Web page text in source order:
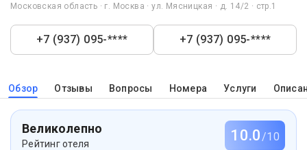
Московская область · г. Москва · ул. Мясницкая · д. 14/2 · стр.1
+7 (937) 095-**** +7 (937) 095-****
Обзор Отзывы Вопросы Номера Услуги
Великолепно
Рейтинг отеля 10.0/10